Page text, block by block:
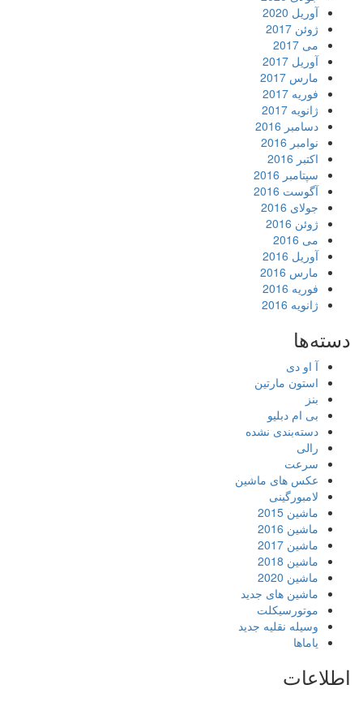
آوریل 2020
ژوئن 2017
می 2017
آوریل 2017
مارس 2017
فوریه 2017
ژانویه 2017
دسامبر 2016
نوامبر 2016
اکتبر 2016
سپتامبر 2016
آگوست 2016
جولای 2016
ژوئن 2016
می 2016
آوریل 2016
مارس 2016
فوریه 2016
ژانویه 2016
دسته‌ها
آ او دی
استون مارتین
بنز
بی ام دبلیو
دسته‌بندی نشده
رالی
سرعت
عکس های ماشین
لامبورگینی
ماشین 2015
ماشین 2016
ماشین 2017
ماشین 2018
ماشین 2020
ماشین های جدید
موتورسیکلت
وسیله نقلیه جدید
یاماها
اطلاعات